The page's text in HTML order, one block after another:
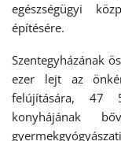
egészségügyi
építésére.
Szentegyházának
ezer lejt az
felújítására, 47
konyhájának